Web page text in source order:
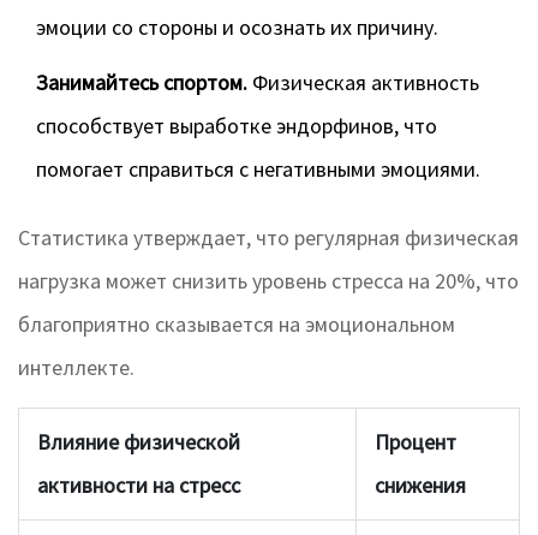
эмоции со стороны и осознать их причину.
Занимайтесь спортом. Физическая активность
способствует выработке эндорфинов, что
помогает справиться с негативными эмоциями.
Статистика утверждает, что регулярная физическая
нагрузка может снизить уровень стресса на 20%, что
благоприятно сказывается на эмоциональном
интеллекте.
Влияние физической
активности на стресс
Процент
снижения